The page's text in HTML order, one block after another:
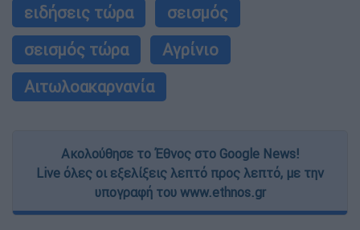
ειδήσεις τώρα
σεισμός
σεισμός τώρα
Αγρίνιο
Αιτωλοακαρνανία
Ακολούθησε το Έθνος στο Google News!
Live όλες οι εξελίξεις λεπτό προς λεπτό, με την
υπογραφή του www.ethnos.gr